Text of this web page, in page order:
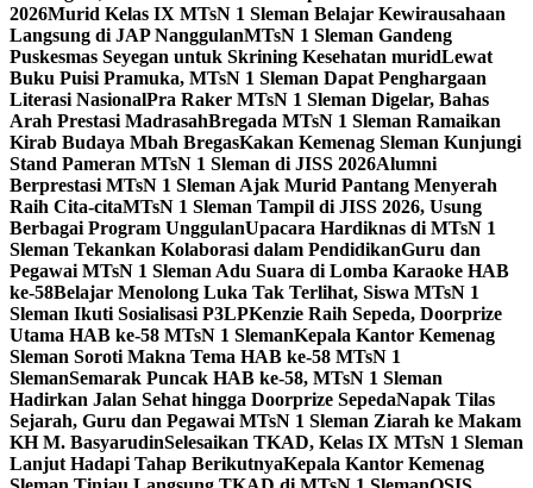
2026Murid Kelas IX MTsN 1 Sleman Belajar Kewirausahaan
Langsung di JAP NanggulanMTsN 1 Sleman Gandeng
Puskesmas Seyegan untuk Skrining Kesehatan muridLewat
Buku Puisi Pramuka, MTsN 1 Sleman Dapat Penghargaan
Literasi NasionalPra Raker MTsN 1 Sleman Digelar, Bahas
Arah Prestasi MadrasahBregada MTsN 1 Sleman Ramaikan
Kirab Budaya Mbah BregasKakan Kemenag Sleman Kunjungi
Stand Pameran MTsN 1 Sleman di JISS 2026Alumni
Berprestasi MTsN 1 Sleman Ajak Murid Pantang Menyerah
Raih Cita-citaMTsN 1 Sleman Tampil di JISS 2026, Usung
Berbagai Program UnggulanUpacara Hardiknas di MTsN 1
Sleman Tekankan Kolaborasi dalam PendidikanGuru dan
Pegawai MTsN 1 Sleman Adu Suara di Lomba Karaoke HAB
ke-58Belajar Menolong Luka Tak Terlihat, Siswa MTsN 1
Sleman Ikuti Sosialisasi P3LPKenzie Raih Sepeda, Doorprize
Utama HAB ke-58 MTsN 1 SlemanKepala Kantor Kemenag
Sleman Soroti Makna Tema HAB ke-58 MTsN 1
SlemanSemarak Puncak HAB ke-58, MTsN 1 Sleman
Hadirkan Jalan Sehat hingga Doorprize SepedaNapak Tilas
Sejarah, Guru dan Pegawai MTsN 1 Sleman Ziarah ke Makam
KH M. BasyarudinSelesaikan TKAD, Kelas IX MTsN 1 Sleman
Lanjut Hadapi Tahap BerikutnyaKepala Kantor Kemenag